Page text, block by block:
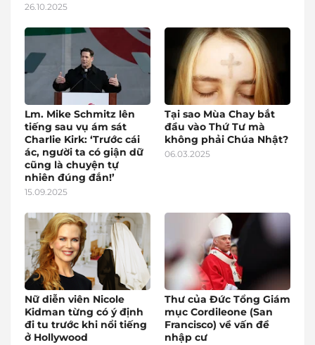
26.10.2025
Lm. Mike Schmitz lên
tiếng sau vụ ám sát
Charlie Kirk: ‘Trước cái
ác, người ta có giận dữ
cũng là chuyện tự
nhiên đúng đắn!’
15.09.2025
Tại sao Mùa Chay bắt
đầu vào Thứ Tư mà
không phải Chúa Nhật?
06.03.2025
Nữ diễn viên Nicole
Kidman từng có ý định
đi tu trước khi nổi tiếng
ở Hollywood
Thư của Đức Tổng Giám
mục Cordileone (San
Francisco) về vấn đề
nhập cư